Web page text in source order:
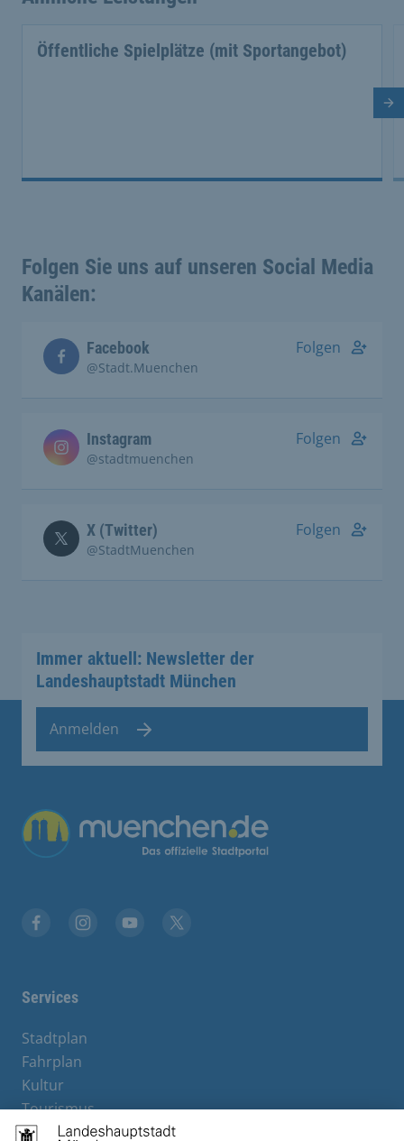
Öffentliche Spielplätze (mit Sportangebot)
Folgen Sie uns auf unseren Social Media
Kanälen:
Facebook
@Stadt.Muenchen
Folgen
Instagram
@stadtmuenchen
Folgen
X (Twitter)
@StadtMuenchen
Folgen
Immer aktuell: Newsletter der
Landeshauptstadt München
Anmelden
Übergreifende Links
Services
Stadtplan
Fahrplan
Kultur
Tourismus
M-Strom